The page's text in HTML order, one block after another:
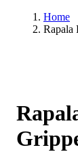
Home
Rapala